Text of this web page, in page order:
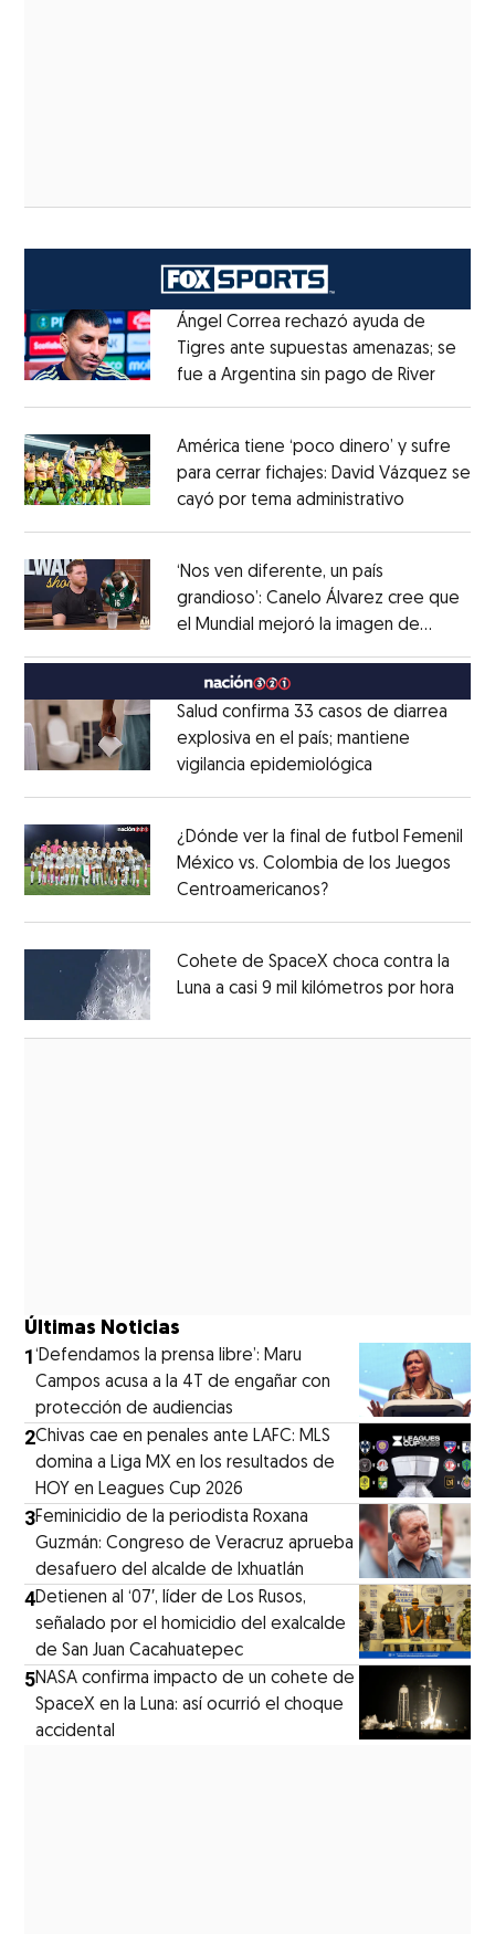
Ángel Correa rechazó ayuda de
Tigres ante supuestas amenazas; se
fue a Argentina sin pago de RiverOpens
América tiene ‘poco dinero’ y sufre
para cerrar fichajes: David Vázquez se
cayó por tema administrativo
‘Nos ven diferente, un país
grandioso’: Canelo Álvarez cree que
el Mundial mejoró la imagen de
MéxicoOpens in new window
Salud confirma 33 casos de diarrea
explosiva en el país; mantiene
vigilancia epidemiológica
¿Dónde ver la final de futbol Femenil
México vs. Colombia de los Juegos
Centroamericanos?Opens in new
Cohete de SpaceX choca contra la
Luna a casi 9 mil kilómetros por hora
Últimas Noticias
1‘Defendamos la prensa libre’: Maru
Campos acusa a la 4T de engañar con
protección de audiencias
2Chivas cae en penales ante LAFC: MLS
domina a Liga MX en los resultados de
HOY en Leagues Cup 2026
3Feminicidio de la periodista Roxana
Guzmán: Congreso de Veracruz aprueba
desafuero del alcalde de Ixhuatlán
4Detienen al ‘07′, líder de Los Rusos,
señalado por el homicidio del exalcalde
de San Juan Cacahuatepec
5NASA confirma impacto de un cohete de
SpaceX en la Luna: así ocurrió el choque
accidental